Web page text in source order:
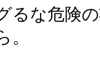
るな危険
。